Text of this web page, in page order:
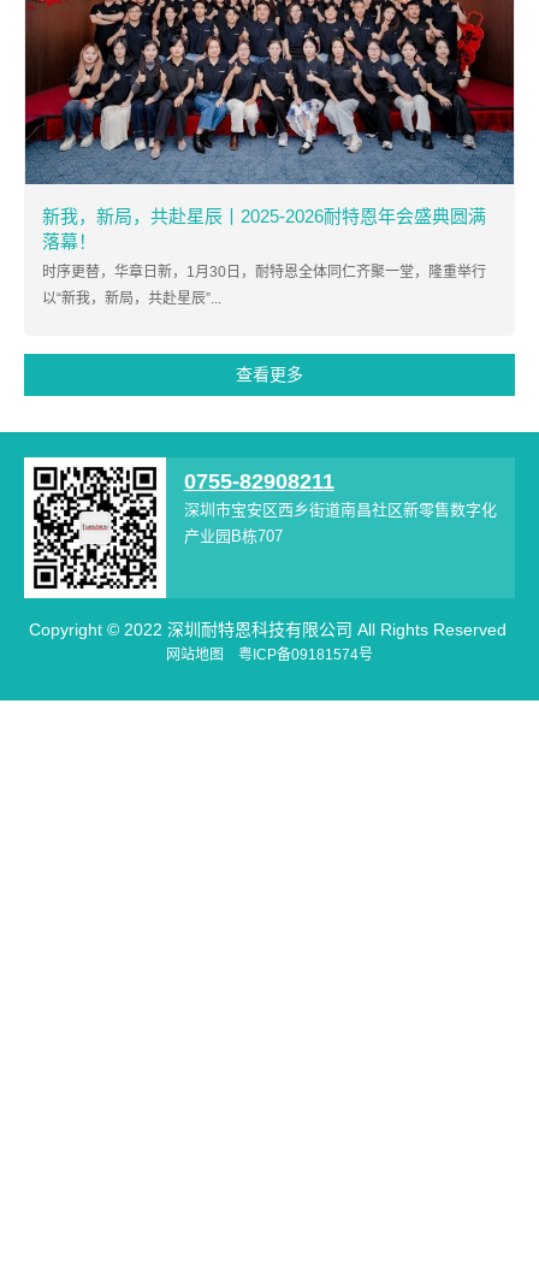
新我，新局，共赴星辰丨2025-2026耐特恩年会盛典圆满
落幕！
时序更替，华章日新，1月30日，耐特恩全体同仁齐聚一堂，隆重举行
以“新我，新局，共赴星辰”...
查看更多
0755-82908211
深圳市宝安区西乡街道南昌社区新零售数字化
产业园B栋707
Copyright © 2022 深圳耐特恩科技有限公司 All Rights Reserved
网站地图 粤ICP备09181574号